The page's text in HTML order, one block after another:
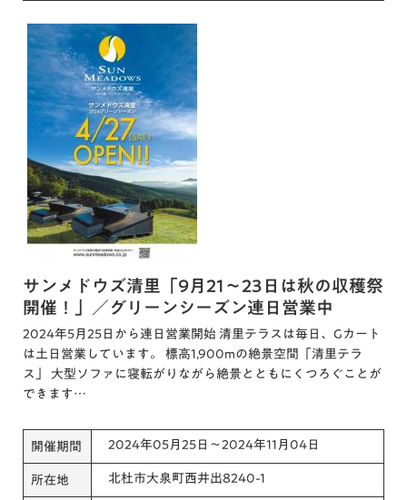
サンメドウズ清里「9月21～23日は秋の収穫祭
開催！」／グリーンシーズン連日営業中
2024年5月25日から連日営業開始 清里テラスは毎日、Gカート
は土日営業しています。 標高1,900mの絶景空間「清里テラ
ス」 大型ソファに寝転がりながら絶景とともにくつろぐことが
できます…
開催期間 2024年05月25日～2024年11月04日
所在地 北杜市大泉町西井出8240-1